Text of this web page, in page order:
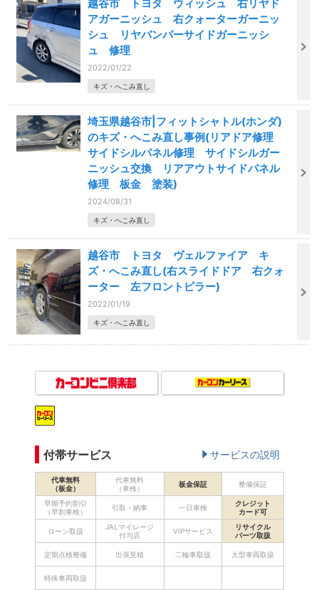
越谷市 トヨタ ウィッシュ 右リヤド
アガーニッシュ 右クォーターガーニッ
シュ リヤバンパーサイドガーニッシ
ュ 修理
2022/01/22
キズ・へこみ直し
埼玉県越谷市|フィットシャトル(ホンダ)
のキズ・へこみ直し事例(リアドア修理
サイドシルパネル修理 サイドシルガー
ニッシュ交換 リアアウトサイドパネル
修理 板金 塗装)
2024/08/31
キズ・へこみ直し
越谷市 トヨタ ヴェルファイア キ
ズ・へこみ直し(右スライドドア 右クォ
ーター 左フロントピラー)
2022/01/19
キズ・へこみ直し
付帯サービス サービスの説明
代車無料
（板金）
代車無料
（車検）
板金保証 整備保証
早期予約割引
（早割車検）
引取・納車 一日車検
クレジット
カード可
ローン取扱
JALマイレージ
付与店
VIPサービス
リサイクル
パーツ取扱
定期点検整備 出張見積 二輪車取扱 大型車両取扱
特殊車両取扱